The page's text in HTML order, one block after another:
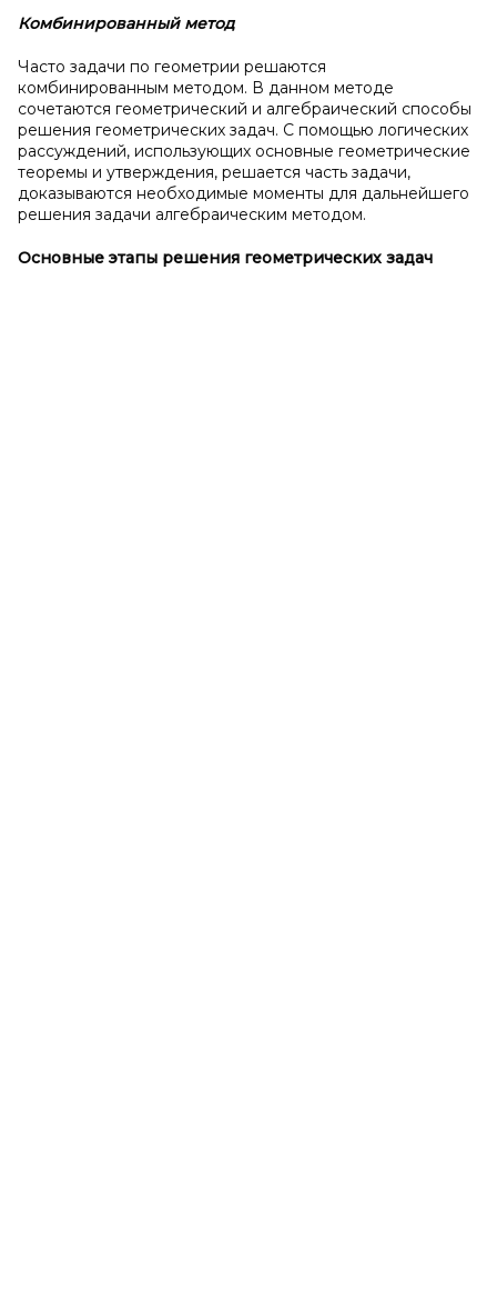
Комбинированный метод
Часто задачи по геометрии решаются
комбинированным методом. В данном методе
сочетаются геометрический и алгебраический способы
решения геометрических задач. С помощью логических
рассуждений, использующих основные геометрические
теоремы и утверждения, решается часть задачи,
доказываются необходимые моменты для дальнейшего
решения задачи алгебраическим методом.
Основные этапы решения геометрических задач